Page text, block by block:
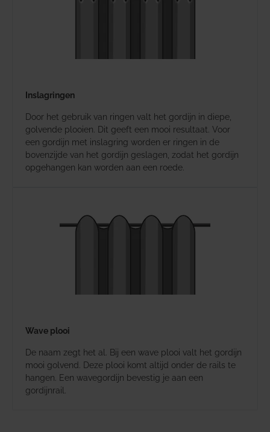
Inslagringen
Door het gebruik van ringen valt het gordijn in diepe,
golvende plooien. Dit geeft een mooi resultaat. Voor
een gordijn met inslagring worden er ringen in de
bovenzijde van het gordijn geslagen, zodat het gordijn
opgehangen kan worden aan een roede.
Wave plooi
De naam zegt het al. Bij een wave plooi valt het gordijn
mooi golvend. Deze plooi komt altijd onder de rails te
hangen. Een wavegordijn bevestig je aan een
gordijnrail.